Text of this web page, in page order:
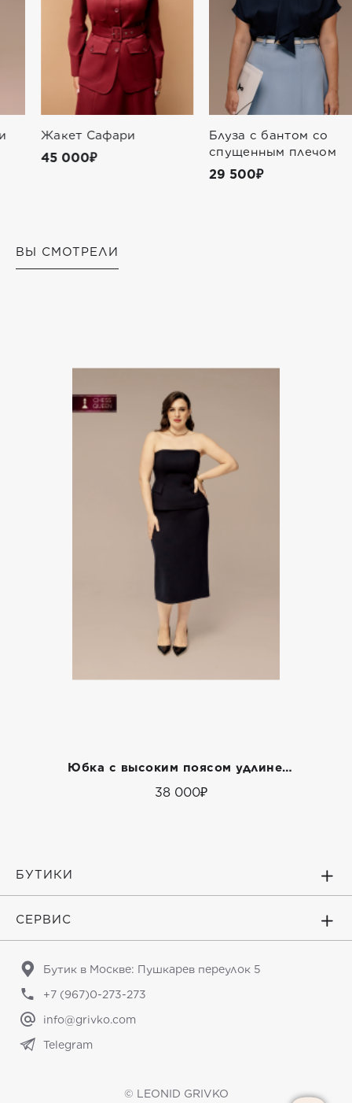
Жакет Сафари
45 000₽
Блуза с бантом со
спущенным плечом
29 500₽
ВЫ СМОТРЕЛИ
Юбка с высоким поясом удлиненная
38 000₽
БУТИКИ
СЕРВИС
Бутик в Москве: Пушкарев переулок 5
+7 (967)0-273-273
info@grivko.com
Telegram
© LEONID GRIVKO